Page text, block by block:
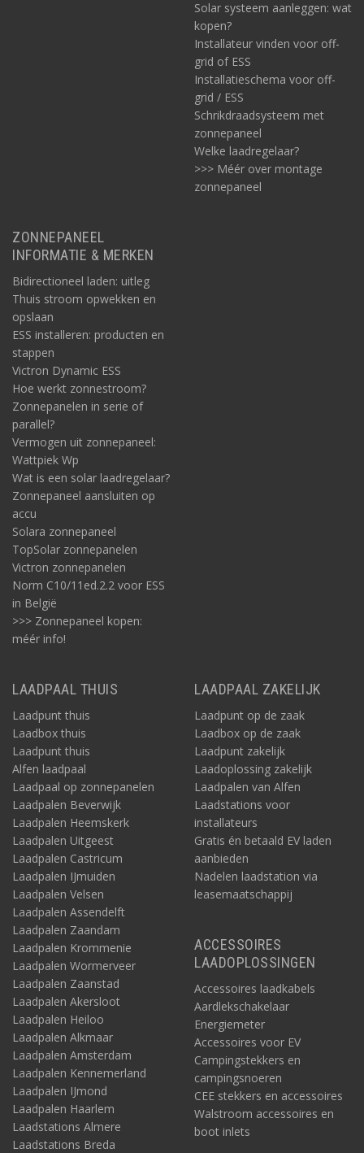
Solar systeem aanleggen: wat
kopen?
Installateur vinden voor off-
grid of ESS
Installatieschema voor off-
grid / ESS
Schrikdraadsysteem met
zonnepaneel
Welke laadregelaar?
>>> Méér over montage
zonnepaneel
ZONNEPANEEL
INFORMATIE & MERKEN
Bidirectioneel laden: uitleg
Thuis stroom opwekken en
opslaan
ESS installeren: producten en
stappen
Victron Dynamic ESS
Hoe werkt zonnestroom?
Zonnepanelen in serie of
parallel?
Vermogen uit zonnepaneel:
Wattpiek Wp
Wat is een solar laadregelaar?
Zonnepaneel aansluiten op
accu
Solara zonnepaneel
TopSolar zonnepanelen
Victron zonnepanelen
Norm C10/11ed.2.2 voor ESS
in België
>>> Zonnepaneel kopen:
méér info!
LAADPAAL THUIS
Laadpunt thuis
Laadbox thuis
Laadpunt thuis
Alfen laadpaal
Laadpaal op zonnepanelen
Laadpalen Beverwijk
Laadpalen Heemskerk
Laadpalen Uitgeest
Laadpalen Castricum
Laadpalen IJmuiden
Laadpalen Velsen
Laadpalen Assendelft
Laadpalen Zaandam
Laadpalen Krommenie
Laadpalen Wormerveer
Laadpalen Zaanstad
Laadpalen Akersloot
Laadpalen Heiloo
Laadpalen Alkmaar
Laadpalen Amsterdam
Laadpalen Kennemerland
Laadpalen IJmond
Laadpalen Haarlem
Laadstations Almere
Laadstations Breda
LAADPAAL ZAKELIJK
Laadpunt op de zaak
Laadbox op de zaak
Laadpunt zakelijk
Laadoplossing zakelijk
Laadpalen van Alfen
Laadstations voor
installateurs
Gratis én betaald EV laden
aanbieden
Nadelen laadstation via
leasemaatschappij
ACCESSOIRES
LAADOPLOSSINGEN
Accessoires laadkabels
Aardlekschakelaar
Energiemeter
Accessoires voor EV
Campingstekkers en
campingsnoeren
CEE stekkers en accessoires
Walstroom accessoires en
boot inlets